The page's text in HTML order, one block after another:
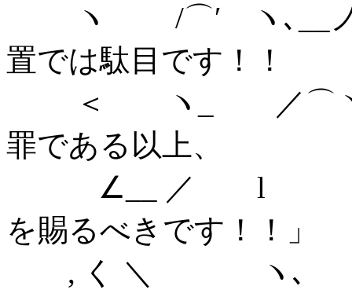
ヽ /⌒′ ヽ､__ノ
置では駄目です！！
＜ ヽ_ ／⌒ヽ
罪である以上、
∠__ ／ l
を賜るべきです！！」
, く ＼ ヽ